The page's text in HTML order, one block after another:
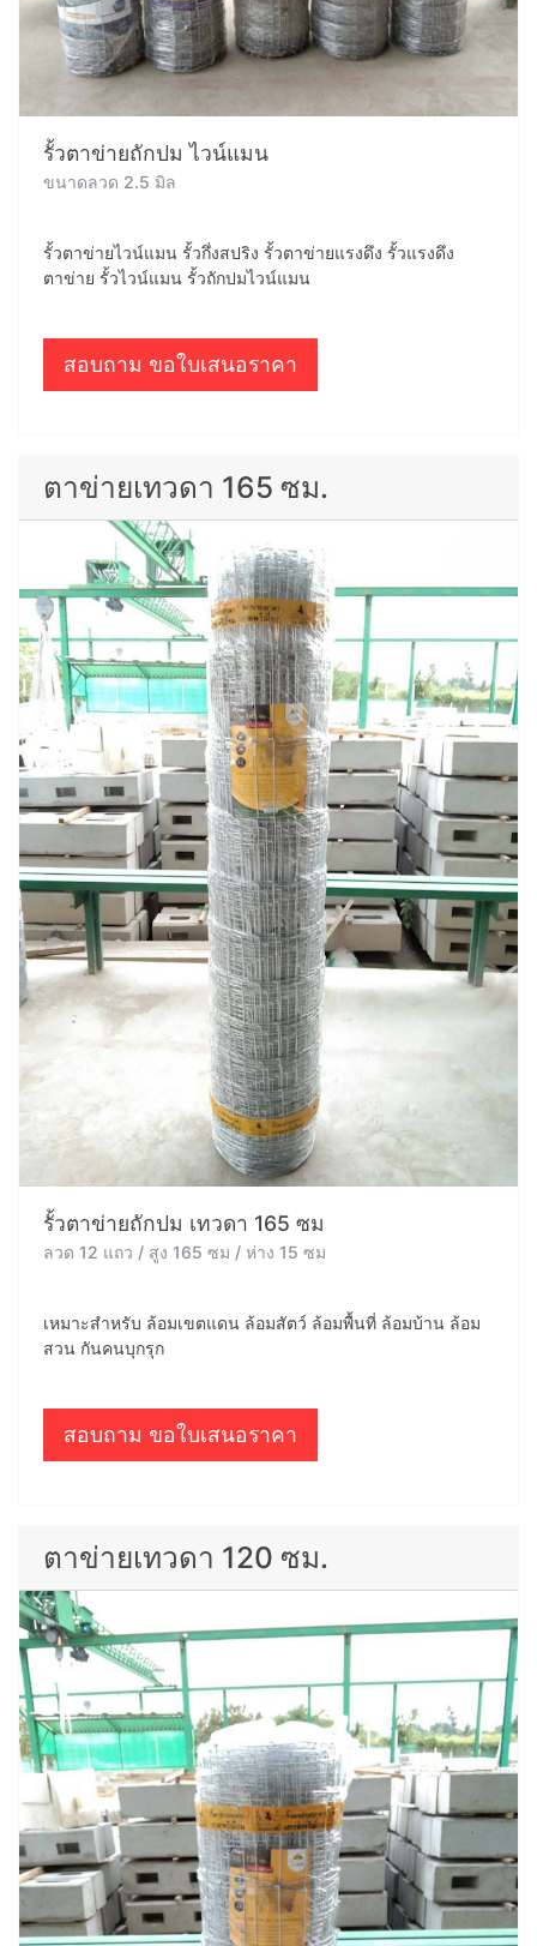
รั้วตาข่ายถักปม ไวน์แมน
ขนาดลวด 2.5 มิล
รั้วตาข่ายไวน์แมน รั้วกึ่งสปริง รั้วตาข่ายแรงดึง รั้วแรงดึง
ตาข่าย รั้วไวน์แมน รั้วถักปมไวน์แมน
สอบถาม ขอใบเสนอราคา
ตาข่ายเทวดา 165 ซม.
รั้วตาข่ายถักปม เทวดา 165 ซม
ลวด 12 แถว / สูง 165 ซม / ห่าง 15 ซม
เหมาะสำหรับ ล้อมเขตแดน ล้อมสัตว์ ล้อมพื้นที่ ล้อมบ้าน ล้อม
สวน กันคนบุกรุก
สอบถาม ขอใบเสนอราคา
ตาข่ายเทวดา 120 ซม.